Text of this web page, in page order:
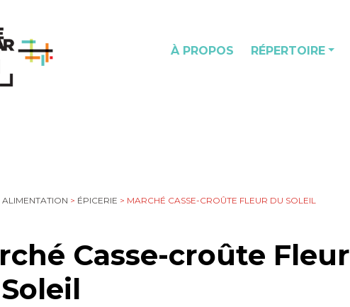
À PROPOS RÉPERTOIRE
ALIMENTATION > ÉPICERIE > MARCHÉ CASSE-CROÛTE FLEUR DU SOLEIL
Casse-croûte Fleur